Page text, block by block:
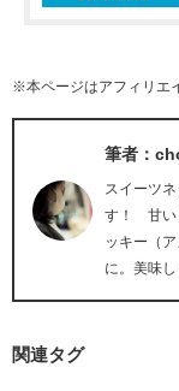
※本ページはアフィリエ
筆者：
スイーツ
す！ 甘い
ッキー（
に。美味
関連タグ